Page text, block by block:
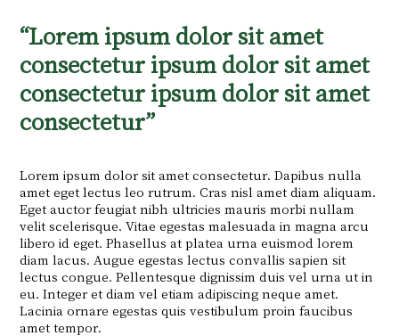
“Lorem ipsum dolor sit amet
consectetur ipsum dolor sit amet
consectetur ipsum dolor sit amet
consectetur”
Lorem ipsum dolor sit amet consectetur. Dapibus nulla
amet eget lectus leo rutrum. Cras nisl amet diam aliquam.
Eget auctor feugiat nibh ultricies mauris morbi nullam
velit scelerisque. Vitae egestas malesuada in magna arcu
libero id eget. Phasellus at platea urna euismod lorem
diam lacus. Augue egestas lectus convallis sapien sit
lectus congue. Pellentesque dignissim duis vel urna ut in
eu. Integer et diam vel etiam adipiscing neque amet.
Lacinia ornare egestas quis vestibulum proin faucibus
amet tempor.